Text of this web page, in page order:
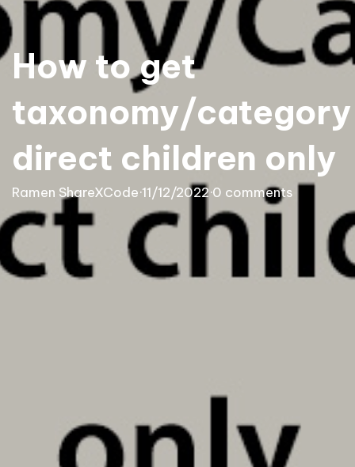
How to get
taxonomy/category
direct children only
Ramen ShareXCode·11/12/2022·0 comments